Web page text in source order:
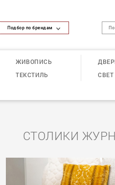
Подбор по брендам
ЖИВОПИСЬ
ТЕКСТИЛЬ
СВЕТ
СТОЛИКИ